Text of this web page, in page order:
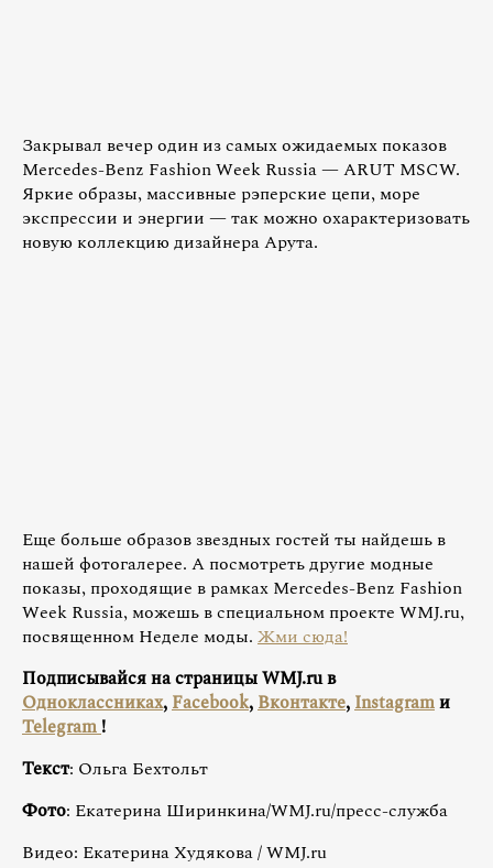
Закрывал вечер один из самых ожидаемых показов
Mercedes-Benz Fashion Week Russia — ARUT MSCW.
Яркие образы, массивные рэперские цепи, море
экспрессии и энергии — так можно охарактеризовать
новую коллекцию дизайнера Арута.
Еще больше образов звездных гостей ты найдешь в
нашей фотогалерее. А посмотреть другие модные
показы, проходящие в рамках Mercedes-Benz Fashion
Week Russia, можешь в специальном проекте WMJ.ru,
посвященном Неделе моды. Жми сюда!
Подписывайся на страницы WMJ.ru в
Одноклассниках,Facebook,Вконтакте,Instagramи
Telegram!
Текст: Ольга Бехтольт
Фото: Екатерина Ширинкина/WMJ.ru/пресс-служба
Видео: Екатерина Худякова / WMJ.ru